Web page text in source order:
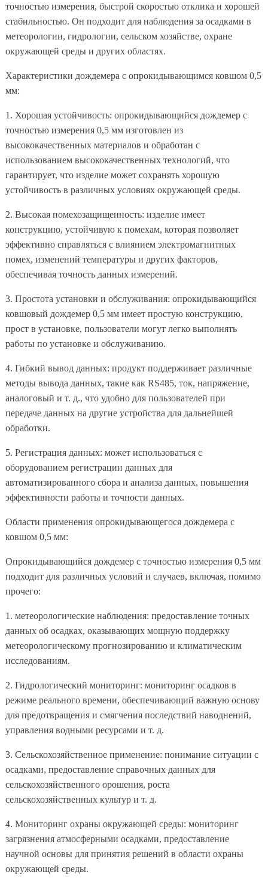
точностью измерения, быстрой скоростью отклика и хорошей
стабильностью. Он подходит для наблюдения за осадками в
метеорологии, гидрологии, сельском хозяйстве, охране
окружающей среды и других областях.
Характеристики дождемера с опрокидывающимся ковшом 0,5
мм:
1. Хорошая устойчивость: опрокидывающийся дождемер с
точностью измерения 0,5 мм изготовлен из
высококачественных материалов и обработан с
использованием высококачественных технологий, что
гарантирует, что изделие может сохранять хорошую
устойчивость в различных условиях окружающей среды.
2. Высокая помехозащищенность: изделие имеет
конструкцию, устойчивую к помехам, которая позволяет
эффективно справляться с влиянием электромагнитных
помех, изменений температуры и других факторов,
обеспечивая точность данных измерений.
3. Простота установки и обслуживания: опрокидывающийся
ковшовый дождемер 0,5 мм имеет простую конструкцию,
прост в установке, пользователи могут легко выполнять
работы по установке и обслуживанию.
4. Гибкий вывод данных: продукт поддерживает различные
методы вывода данных, такие как RS485, ток, напряжение,
аналоговый и т. д., что удобно для пользователей при
передаче данных на другие устройства для дальнейшей
обработки.
5. Регистрация данных: может использоваться с
оборудованием регистрации данных для
автоматизированного сбора и анализа данных, повышения
эффективности работы и точности данных.
Области применения опрокидывающегося дождемера с
ковшом 0,5 мм:
Опрокидывающийся дождемер с точностью измерения 0,5 мм
подходит для различных условий и случаев, включая, помимо
прочего:
1. метеорологические наблюдения: предоставление точных
данных об осадках, оказывающих мощную поддержку
метеорологическому прогнозированию и климатическим
исследованиям.
2. Гидрологический мониторинг: мониторинг осадков в
режиме реального времени, обеспечивающий важную основу
для предотвращения и смягчения последствий наводнений,
управления водными ресурсами и т. д.
3. Сельскохозяйственное применение: понимание ситуации с
осадками, предоставление справочных данных для
сельскохозяйственного орошения, роста
сельскохозяйственных культур и т. д.
4. Мониторинг охраны окружающей среды: мониторинг
загрязнения атмосферными осадками, предоставление
научной основы для принятия решений в области охраны
окружающей среды.